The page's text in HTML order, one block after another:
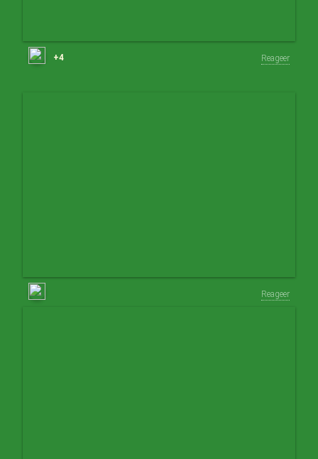
+4 Reageer
Reageer